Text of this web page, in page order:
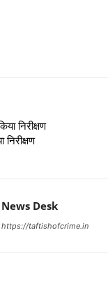
निरीक्षण
News Desk
https://taftishofcrime.in